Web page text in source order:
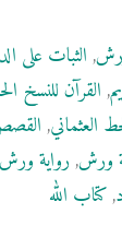
,الثبات على
,القرآن للنسخ
العثماني,
ورش,رواية
,كتاب الله